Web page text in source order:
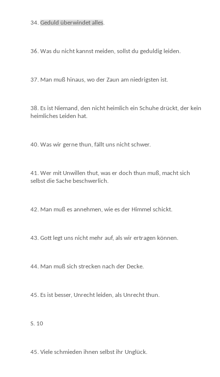
34. Geduld überwindet alles.
36. Was du nicht kannst meiden, sollst du geduldig leiden.
37. Man muß hinaus, wo der Zaun am niedrigsten ist.
38. Es ist Niemand, den nicht heimlich ein Schuhe drückt, der kein
heimliches Leiden hat.
40. Was wir gerne thun, fällt uns nicht schwer.
41. Wer mit Unwillen thut, was er doch thun muß, macht sich
selbst die Sache beschwerlich.
42. Man muß es annehmen, wie es der Himmel schickt.
43. Gott legt uns nicht mehr auf, als wir ertragen können.
44. Man muß sich strecken nach der Decke.
45. Es ist besser, Unrecht leiden, als Unrecht thun.
S. 10
45. Viele schmieden ihnen selbst ihr Unglück.